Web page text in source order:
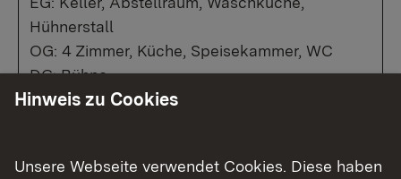
Hühnerstall
OG: 4 Zimmer, Küche, Speisekammer, WC
DG: Bühne
Bruttogrundfläche ca. 300 m2.
Sanierungsbedürftigen Zustand. Für die
Hinweis zu Cookies
Unsere Webseite verwendet Cookies. Diese haben